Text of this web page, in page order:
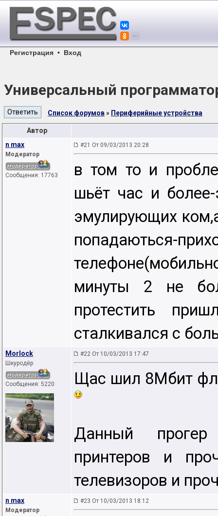
Регистрация • Вход
Универсальный
Список форумов » Периферийные устройства
Автор
n max
Модератор
Сообщения: 17763
#21 От 09/03/2013 20:28
в том то и
шьёт час и
эмулирующих
минуты 2 не
протестить
сталкивался с
Morlock
Шкуродёр
Сообщения: 5220
#22 От 10/03/2013 17:47
Щас шил 8Мбит
Данный
принтеров и
телевизоров и
n max
Модератор
#23 От 10/03/2013 18:12